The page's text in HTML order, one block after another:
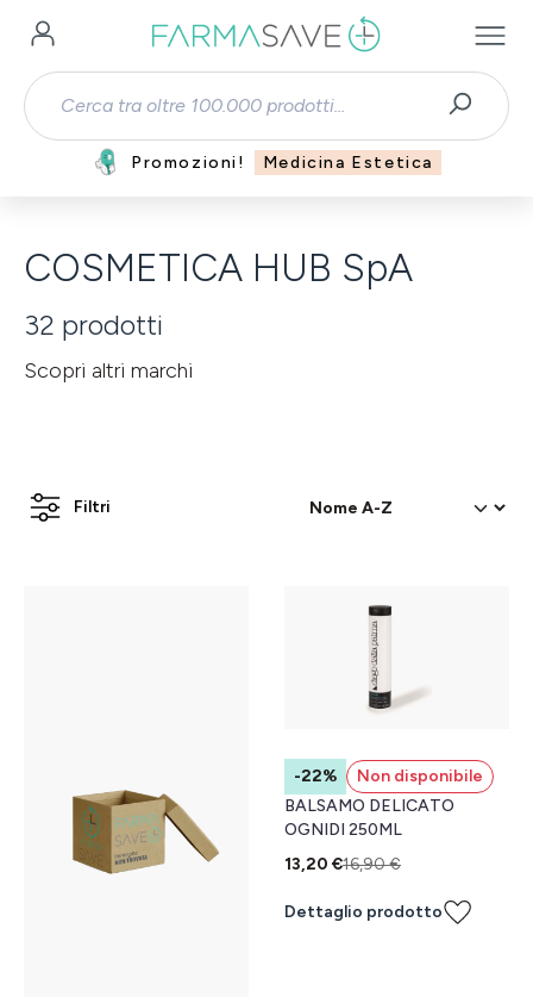
Passa al contenuto principale
Promozioni! Medicina Estetica
COSMETICA HUB SpA
32 prodotti
Scopri altri marchi
Filtri
-22%
Non disponibile
BALSAMO DELICATO
OGNIDI 250ML
13,20 €16,90 €
Dettaglio prodotto